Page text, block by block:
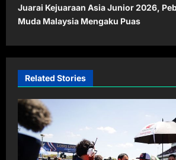
n
a
v
g
a
t
i
Juarai Kejuaraan Asia Junior 2026,
Muda Malaysia Mengaku Puas
Related Stories